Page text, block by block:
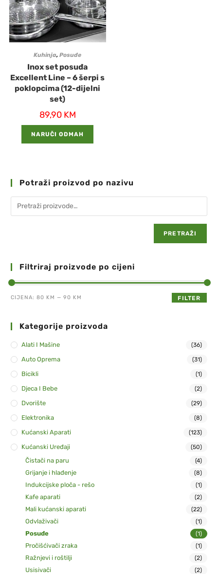
Kuhinja,Posuđe
Inox set posuđa
Excellent Line – 6 šerpi s
poklopcima (12-dijelni
set)
89,90 KM
NARUČI ODMAH
Potraži proizvod po nazivu
PRETRAŽI
Filtriraj proizvode po cijeni
FILTER
CIJENA:80 KM —90 KM
Kategorije proizvoda
Alati I Mašine (36)
Auto Oprema (31)
Bicikli (1)
Djeca I Bebe (2)
Dvorište (29)
Elektronika (8)
Kućanski Aparati (123)
Kućanski Uređaji (50)
Čistači na paru (4)
Grijanje i hlađenje (8)
Indukcijske ploča - rešo (1)
Kafe aparati (2)
Mali kućanski aparati (22)
Odvlaživači (1)
Posuđe (1)
Pročišćivači zraka (1)
Ražnjevi i roštilji (2)
Usisivači (2)